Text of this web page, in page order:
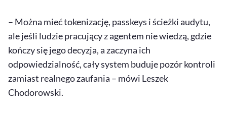
– Można mieć tokenizację, passkeys i ścieżki audytu,
ale jeśli ludzie pracujący z agentem nie wiedzą, gdzie
kończy się jego decyzja, a zaczyna ich
odpowiedzialność, cały system buduje pozór kontroli
zamiast realnego zaufania – mówi Leszek
Chodorowski.